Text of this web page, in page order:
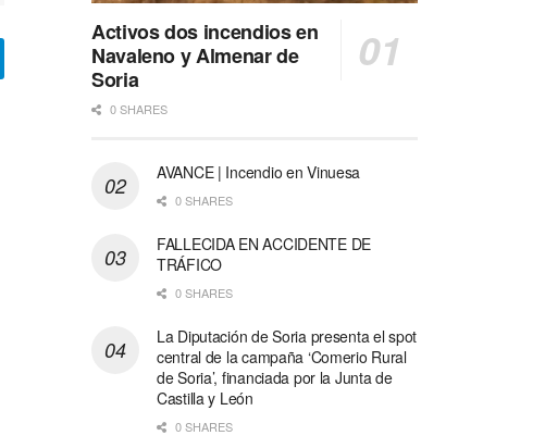
Activos dos incendios en
Navaleno y Almenar de
Soria
0 SHARES
AVANCE | Incendio en Vinuesa
0 SHARES
FALLECIDA EN ACCIDENTE DE
TRÁFICO
0 SHARES
La Diputación de Soria presenta el spot
central de la campaña ‘Comerio Rural
de Soria’, financiada por la Junta de
Castilla y León
0 SHARES